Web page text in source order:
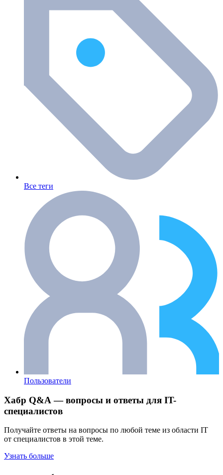
Все теги
Пользователи
Хабр Q&A — вопросы и ответы для IT-
специалистов
Получайте ответы на вопросы по любой теме из области IT
от специалистов в этой теме.
Узнать больше